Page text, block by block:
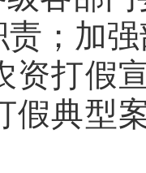
责；加
资打假
假典型